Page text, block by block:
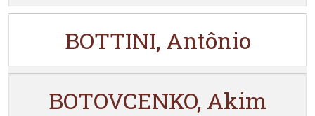
BOTTINI, Antônio
BOTOVCENKO, Akim